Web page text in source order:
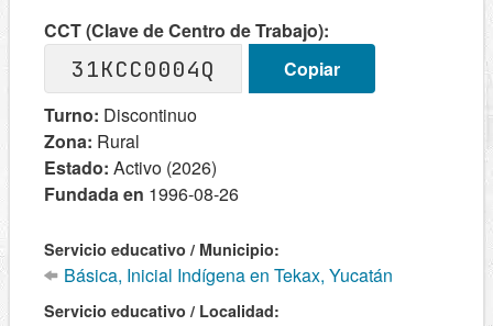
CCT (Clave de Centro de Trabajo):
31KCC0004Q
Copiar
Turno: Discontinuo
Zona: Rural
Estado: Activo (2026)
Fundada en 1996-08-26
Servicio educativo / Municipio:
Básica, Inicial Indígena en Tekax, Yucatán
Servicio educativo / Localidad: